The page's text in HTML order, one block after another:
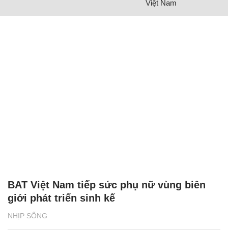
Việt Nam
NHỊP SỐNG
BAT Việt Nam tiếp sức phụ nữ vùng biên
giới phát triển sinh kế